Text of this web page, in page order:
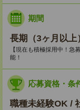
期間
長期（3ヶ月以上
【現在も積極採用中！
能！
応募資格・条
職種未経験OK /